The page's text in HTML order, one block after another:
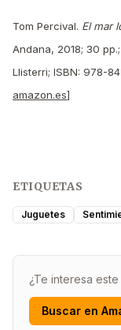
Tom Percival. El mar
Andana, 2018; 30
Llisterri; ISBN: 978-
amazon.es]
ETIQUETAS
Juguetes
¿Te interesa este
Buscar en